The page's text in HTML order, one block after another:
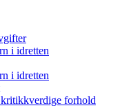
i idretten
i idretten
forhold